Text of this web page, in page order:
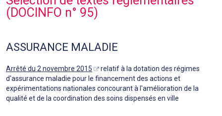
(DOCINFO n° 95)
ASSURANCE MALADIE
Arrêté du 2 novembre 2015
relatif à la dotation des régimes
d'assurance maladie pour le financement des actions et
expérimentations nationales concourant à l'amélioration de la
qualité et de la coordination des soins dispensés en ville